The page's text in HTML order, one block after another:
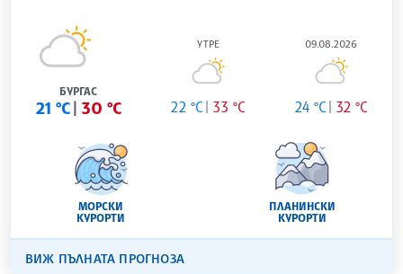
БУРГАС
21 °C 30 °C
УТРЕ
22 °C 33 °C
09.08.2026
24 °C 32 °C
МОРСКИ
КУРОРТИ
ПЛАНИНСКИ
КУРОРТИ
ВИЖ ПЪЛНАТА ПРОГНОЗА